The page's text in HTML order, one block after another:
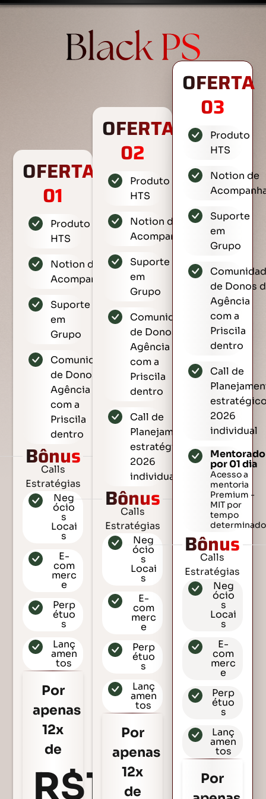
OFERTA
01
Produto
HTS
Notion de
Acompanhamento
Suporte
em
Grupo
Comunidade
de Donos de
Agência
com a
Priscila
dentro
Bônus
Calls
Estratégias
Neg
ócio
s
Locai
s
E-
com
merc
e
Perp
étuo
s
Lanç
amen
tos
Por
apenas
12x
de
R$100
OFERTA
02
Produto
HTS
Notion de
Acompanhamento
Suporte
em
Grupo
Comunidade
de Donos de
Agência
com a
Priscila
dentro
Call de
Planejamento
estratégico
2026
individual
Bônus
Calls
Estratégias
Neg
ócio
s
Locai
s
E-
com
merc
e
Perp
étuo
s
Lanç
amen
tos
Por
apenas
12x
de
OFERTA
03
Produto
HTS
Notion de
Suporte
em
Grupo
de Donos
Agência
com a
Priscila
dentro
Call de
2026
individual
Mentorado
por 01 dia
Acesso a
mentoria
Premium -
MIT por
tempo
Bônus
Calls
Estratégias
Neg
ócio
s
Locai
s
E-
com
merc
e
Perp
étuo
s
Lanç
amen
tos
Por